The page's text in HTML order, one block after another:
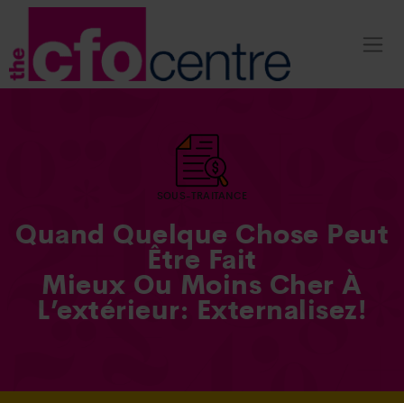
SOUS-TRAITANCE
Quand Quelque Chose Peut
Être Fait
Mieux Ou Moins Cher À
L’extérieur: Externalisez!